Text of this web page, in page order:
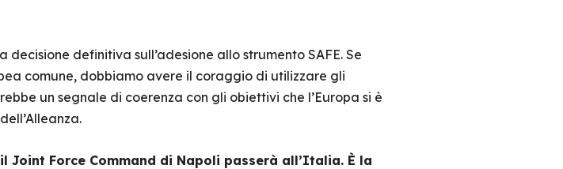
definitiva sull’adesione allo strumento SAFE. Se
comune, dobbiamo avere il coraggio di utilizzare gli
un segnale di coerenza con gli obiettivi che l’Europa si è
Joint Force Command di Napoli passerà all’Italia. È la